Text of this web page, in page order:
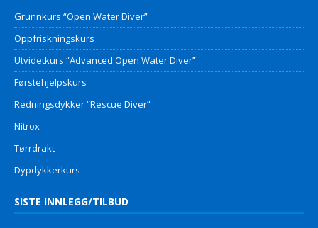
Grunnkurs “Open Water Diver”
Oppfriskningskurs
Utvidetkurs “Advanced Open Water Diver”
Førstehjelpskurs
Redningsdykker “Rescue Diver”
Nitrox
Tørrdrakt
Dypdykkerkurs
SISTE INNLEGG/TILBUD